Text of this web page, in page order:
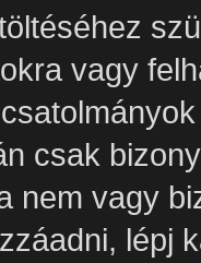
vagy
csak
nem vagy
lépj